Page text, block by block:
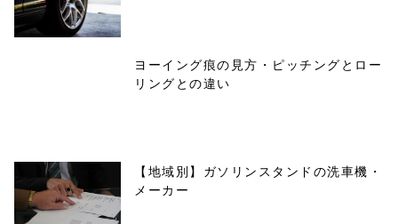
ヨーイング痕の見方・ピッチングとロー
リングとの違い
【地域別】ガソリンスタンドの洗車機・
メーカー